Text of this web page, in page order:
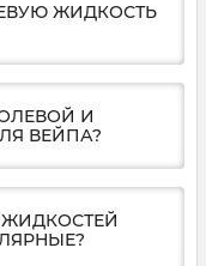
ЖИДКОСТЬ
И
ВЕЙПА?